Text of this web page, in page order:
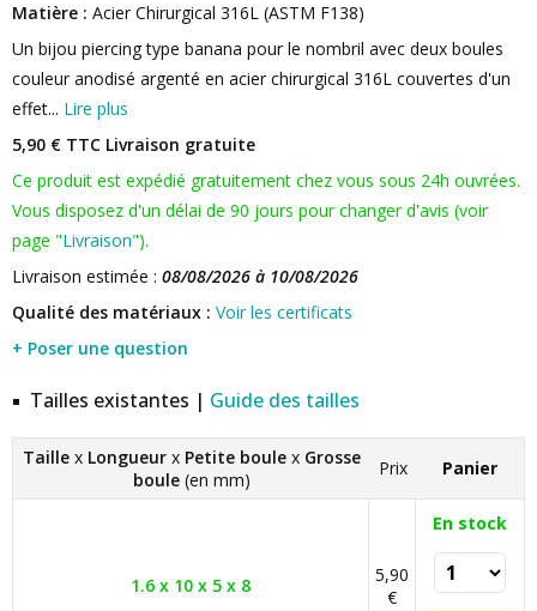
Matière : Acier Chirurgical 316L (ASTM F138)
Un bijou piercing type banana pour le nombril avec deux boules
couleur anodisé argenté en acier chirurgical 316L couvertes d'un
effet... Lire plus
5,90 € TTC Livraison gratuite
Ce produit est expédié gratuitement chez vous sous 24h ouvrées.
Vous disposez d'un délai de 90 jours pour changer d'avis (voir
page "Livraison").
Livraison estimée : 08/08/2026 à 10/08/2026
Qualité des matériaux : Voir les certificats
+ Poser une question
Tailles existantes | Guide des tailles
Taille x Longueur x Petite boule x Grosse
boule (en mm)
Prix Panier
1.6 x 10 x 5 x 8
5,90
€
En stock